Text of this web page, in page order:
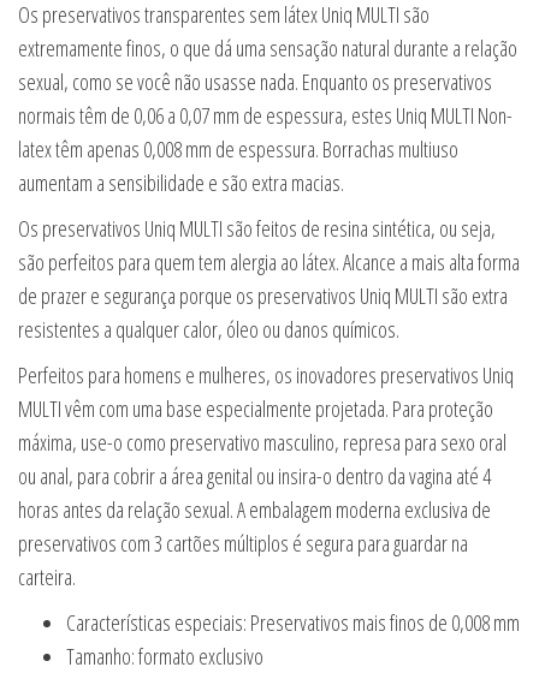
Os preservativos transparentes sem látex Uniq MULTI são
extremamente finos, o que dá uma sensação natural durante a relação
sexual, como se você não usasse nada. Enquanto os preservativos
normais têm de 0,06 a 0,07 mm de espessura, estes Uniq MULTI Non-
latex têm apenas 0,008 mm de espessura. Borrachas multiuso
aumentam a sensibilidade e são extra macias.
Os preservativos Uniq MULTI são feitos de resina sintética, ou seja,
são perfeitos para quem tem alergia ao látex. Alcance a mais alta forma
de prazer e segurança porque os preservativos Uniq MULTI são extra
resistentes a qualquer calor, óleo ou danos químicos.
Perfeitos para homens e mulheres, os inovadores preservativos Uniq
MULTI vêm com uma base especialmente projetada. Para proteção
máxima, use-o como preservativo masculino, represa para sexo oral
ou anal, para cobrir a área genital ou insira-o dentro da vagina até 4
horas antes da relação sexual. A embalagem moderna exclusiva de
preservativos com 3 cartões múltiplos é segura para guardar na
carteira.
Características especiais: Preservativos mais finos de 0,008 mm
Tamanho: formato exclusivo